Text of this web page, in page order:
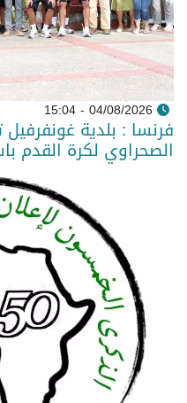
04/08/2026 - 15:04
فرنسا : بلدية
الصحراوي لكرة القدم